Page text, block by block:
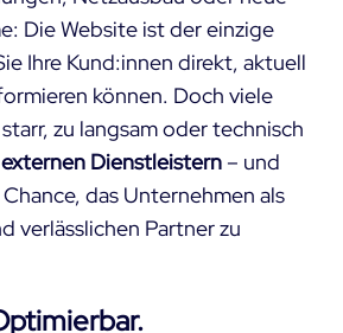
Die Website ist der einzige
Ihre Kund:innen direkt, aktuell
können. Doch viele
zu langsam oder technisch
Dienstleistern – und
das Unternehmen als
verlässlichen Partner zu